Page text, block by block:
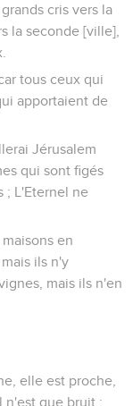
cris vers la
la seconde [ville],
tous ceux qui
apportaient de
Jérusalem
qui sont figés
; L'Eternel ne
en
ils n'y
mais ils n'en
elle est proche,
n'est que bruit ;